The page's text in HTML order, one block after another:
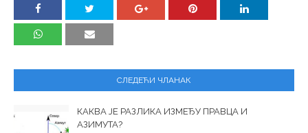
СЛЕДЕЋИ ЧЛАНАК
КАКВА ЈЕ РАЗЛИКА ИЗМЕЂУ ПРАВЦА И
АЗИМУТА?